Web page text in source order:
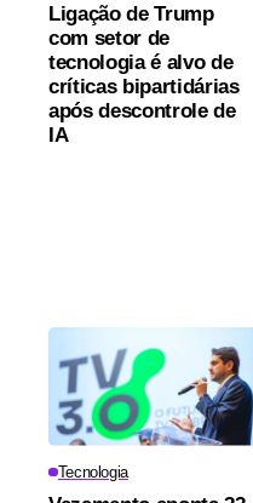
Ligação de Trump
com setor de
tecnologia é alvo de
críticas bipartidárias
após descontrole de
IA
Tecnologia